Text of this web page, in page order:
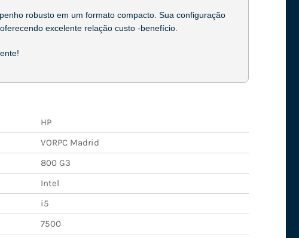
robusto em um formato compacto. Sua configuração
excelente relação custo -benefício.
HP
VORPC Madrid
800 G3
Intel
i5
7500